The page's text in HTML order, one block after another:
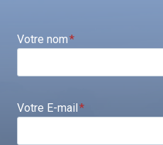
Votre nom*
Votre E-mail*